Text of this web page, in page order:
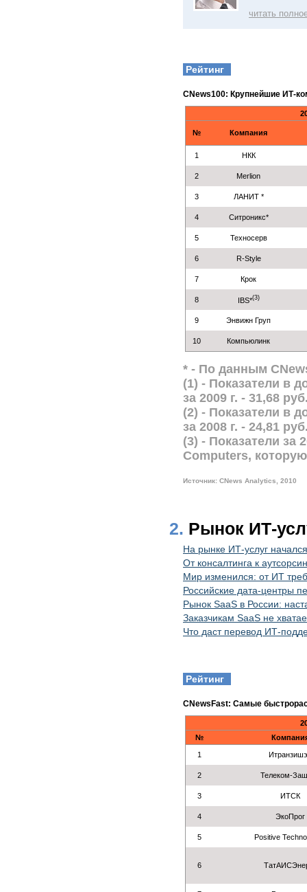
читать
Рейтинг
CNews100: Крупнейшие ИТ-
№ Компания
1 НКК
2 Merlion
3 ЛАНИТ *
4 Ситроникс*
5 Техносерв
6 R-Style
7 Крок
8 IBS*(3)
9 Энвижн Груп
10 Компьюлинк
* - По данным
(1) - Показатели в
за 2009 г. - 31,68
(2) - Показатели в
за 2008 г. - 24,81
(3) - Показатели за
Computers,
Источник: CNews Analytics, 2010
2. Рынок ИТ-
На рынке ИТ-услуг
От консалтинга к
Мир изменился: от ИТ
Российские дата-центры
Рынок SaaS в России:
Заказчикам SaaS не
Что даст перевод ИТ-
Рейтинг
CNewsFast: Самые
№
1
2 Телеком-
3 ИТСК
4 ЭкоПрог
5 Positive
6